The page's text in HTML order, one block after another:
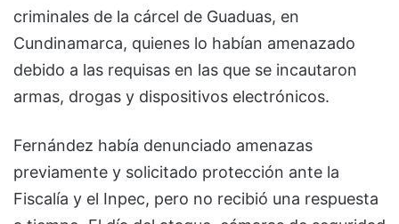
criminales de la cárcel de Guaduas, en
Cundinamarca, quienes lo habían amenazado
debido a las requisas en las que se incautaron
armas, drogas y dispositivos electrónicos.
Fernández había denunciado amenazas
previamente y solicitado protección ante la
Fiscalía y el Inpec, pero no recibió una respuesta